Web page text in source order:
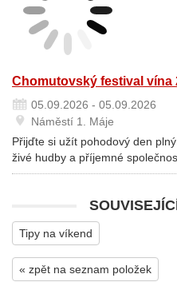
Chomutovský festival vína
05.09.2026 - 05.09.2026
Náměstí 1. Máje
Přijďte si užít pohodový den
živé hudby a příjemné
Tipy na víkend
« zpět na seznam položek